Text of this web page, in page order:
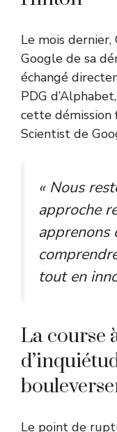
Le mois
Google de sa
échangé
PDG
cette démission
Scientist de
« Nous
approche
apprenons
tout en
La course
Le point de